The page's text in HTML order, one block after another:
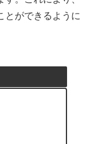
とができるように